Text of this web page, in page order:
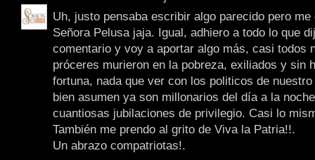
Uh, justo pensaba escribir algo parecido pero me
Señora Pelusa jaja. Igual, adhiero a todo lo que
comentario y voy a aportar algo más, casi todos
próceres murieron en la pobreza, exiliados y sin
fortuna, nada que ver con los politicos de
bien asumen ya son millonarios del día a la
cuantiosas jubilaciones de privilegio. Casi lo
También me prendo al grito de Viva la Patria!!.
Un abrazo compatriotas!.